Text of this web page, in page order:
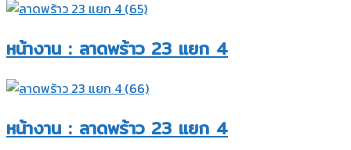
หน้างาน : ลาดพร้าว 23 แยก 4​
หน้างาน : ลาดพร้าว 23 แยก 4​